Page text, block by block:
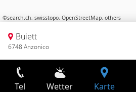
©search.ch, swisstopo, OpenStreetMap, others
Buiett
6748 Anzonico
Tel Wetter Karte